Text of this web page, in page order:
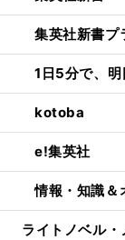
集英社新書プ
1日5分で、
kotoba
e!集英社
情報・知識
ライトノベル